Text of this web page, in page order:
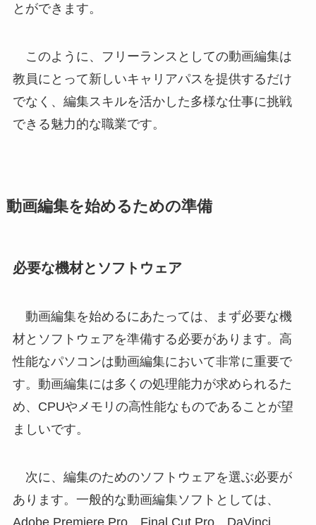
とができます。
このように、フリーランスとしての動画編集は
教員にとって新しいキャリアパスを提供するだけ
でなく、編集スキルを活かした多様な仕事に挑戦
できる魅力的な職業です。
動画編集を始めるための準備
必要な機材とソフトウェア
動画編集を始めるにあたっては、まず必要な機
材とソフトウェアを準備する必要があります。高
性能なパソコンは動画編集において非常に重要で
す。動画編集には多くの処理能力が求められるた
め、CPUやメモリの高性能なものであることが望
ましいです。
次に、編集のためのソフトウェアを選ぶ必要が
あります。一般的な動画編集ソフトとしては、